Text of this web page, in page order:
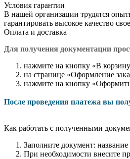
Условия гарантии
В нашей организации трудятся
гарантировать высокое качество
Оплата и доставка
Для получения документации
нажмите на кнопку «В
на странице «Оформление
нажмите на кнопку «Оформить
После проведения платежа вы
Как работать с полученными
Заполните документ:
При необходимости внесите